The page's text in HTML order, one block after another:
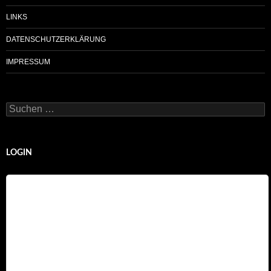
LINKS
DATENSCHUTZERKLÄRUNG
IMPRESSUM
Suchen
nach:
LOGIN